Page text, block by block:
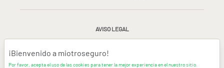
AVISO LEGAL
CONDICIONES GENERALES DE USO
¡Bienvenido a miotroseguro!
Por favor, acepta el uso de las cookies para tener la mejor experiencia en el nuestro sitio.